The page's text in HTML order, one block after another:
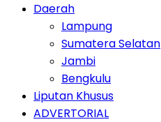
Daerah
Lampung
Sumatera Selatan
Jambi
Bengkulu
Liputan Khusus
ADVERTORIAL